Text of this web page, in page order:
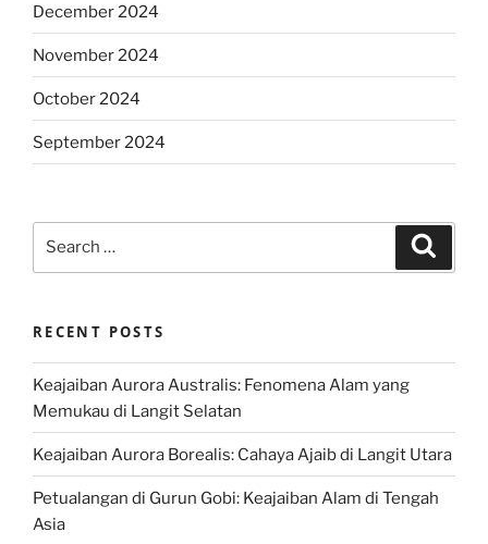
December 2024
November 2024
October 2024
September 2024
RECENT POSTS
Keajaiban Aurora Australis: Fenomena Alam yang
Memukau di Langit Selatan
Keajaiban Aurora Borealis: Cahaya Ajaib di Langit Utara
Petualangan di Gurun Gobi: Keajaiban Alam di Tengah
Asia